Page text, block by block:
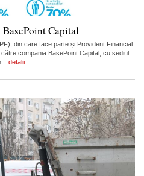
Capital
din care face parte și Provident Financial
compania BasePoint Capital, cu sediul
detalii